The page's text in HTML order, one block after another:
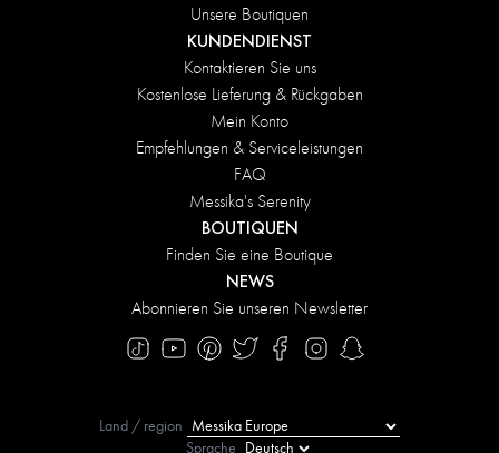
Unsere Boutiquen
KUNDENDIENST
Kontaktieren Sie uns
Kostenlose Lieferung & Rückgaben
Mein Konto
Empfehlungen & Serviceleistungen
FAQ
Messika's Serenity
BOUTIQUEN
Finden Sie eine Boutique
NEWS
Abonnieren Sie unseren Newsletter
Land / region
Sprache